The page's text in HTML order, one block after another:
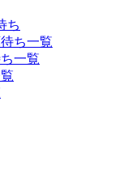
ち
ち一覧
一覧